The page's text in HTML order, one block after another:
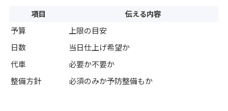
項目 伝える内容
予算
上限の目安
日数
当日仕上げ希望か
代車
必要か不要か
整備方針
必須のみか予防整備もか